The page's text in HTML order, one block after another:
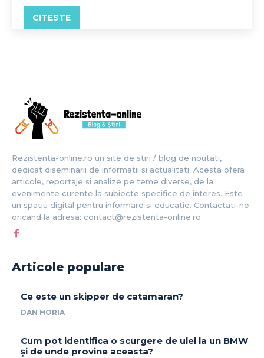
CITESTE
Rezistenta-online.ro un site de stiri / blog de noutati,
dedicat diseminarii de informatii si actualitati. Acesta ofera
articole, reportaje si analize pe teme diverse, de la
evenimente curente la subiecte specifice de interes. Este
un spatiu digital pentru informare si educatie. Contactati-ne
oricand la adresa: contact@rezistenta-online.ro
Articole populare
Ce este un skipper de catamaran?
DAN HORIA
Cum pot identifica o scurgere de ulei la un BMW
și de unde provine aceasta?